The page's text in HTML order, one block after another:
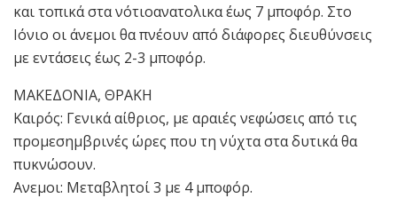
και τοπικά στα νότιοανατολικα έως 7 μποφόρ. Στο
Ιόνιο οι άνεμοι θα πνέουν από διάφορες διευθύνσεις
με εντάσεις έως 2-3 μποφόρ.
ΜΑΚΕΔΟΝΙΑ, ΘΡΑΚΗ
Καιρός: Γενικά αίθριος, με αραιές νεφώσεις από τις
προμεσημβρινές ώρες που τη νύχτα στα δυτικά θα
πυκνώσουν.
Ανεμοι: Μεταβλητοί 3 με 4 μποφόρ.